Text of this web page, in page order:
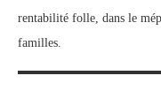
rentabilité folle, dans le
familles.